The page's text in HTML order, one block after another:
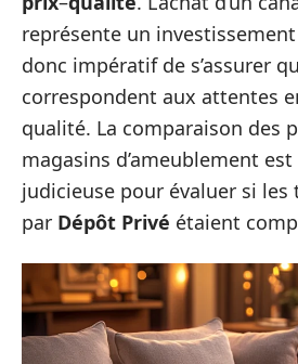
représente un
donc impératif de s’assurer
correspondent aux attentes
qualité. La comparaison des
magasins d’ameublement
judicieuse pour évaluer si les
par Dépôt Privé étaient